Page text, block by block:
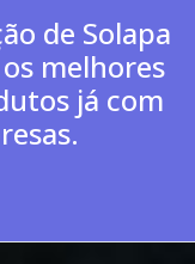
Blister,
cote
empresas